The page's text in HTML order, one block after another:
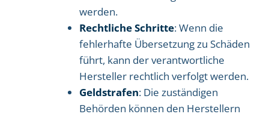
werden.
Rechtliche Schritte: Wenn die
fehlerhafte Übersetzung zu Schäden
führt, kann der verantwortliche
Hersteller rechtlich verfolgt werden.
Geldstrafen: Die zuständigen
Behörden können den Herstellern